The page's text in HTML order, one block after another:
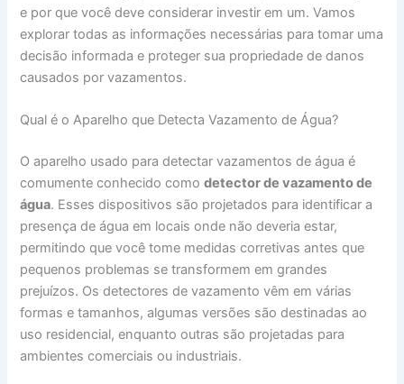
e por que você deve considerar investir em um. Vamos
explorar todas as informações necessárias para tomar uma
decisão informada e proteger sua propriedade de danos
causados por vazamentos.
Qual é o Aparelho que Detecta Vazamento de Água?
O aparelho usado para detectar vazamentos de água é
comumente conhecido comodetector de vazamento de
água. Esses dispositivos são projetados para identificar a
presença de água em locais onde não deveria estar,
permitindo que você tome medidas corretivas antes que
pequenos problemas se transformem em grandes
prejuízos. Os detectores de vazamento vêm em várias
formas e tamanhos, algumas versões são destinadas ao
uso residencial, enquanto outras são projetadas para
ambientes comerciais ou industriais.